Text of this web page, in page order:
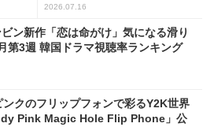
2026.07.16
ン新作「恋は命がけ」気になる滑り
第3週 韓国ドラマ視聴率ランキング
クのフリップフォンで彩るY2K世界
Pink Magic Hole Flip Phone」公